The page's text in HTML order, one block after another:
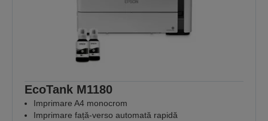
EcoTank M1180
Imprimare A4 monocrom
Imprimare față-verso automată rapidă